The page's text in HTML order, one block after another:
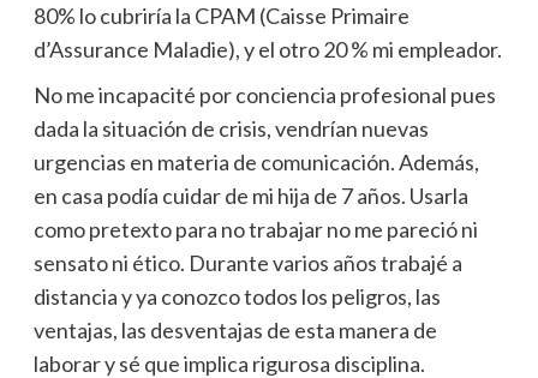
80% lo cubriría la CPAM (Caisse Primaire
d’Assurance Maladie), y el otro 20 % mi empleador.
No me incapacité por conciencia profesional pues
dada la situación de crisis, vendrían nuevas
urgencias en materia de comunicación. Además,
en casa podía cuidar de mi hija de 7 años. Usarla
como pretexto para no trabajar no me pareció ni
sensato ni ético. Durante varios años trabajé a
distancia y ya conozco todos los peligros, las
ventajas, las desventajas de esta manera de
laborar y sé que implica rigurosa disciplina.